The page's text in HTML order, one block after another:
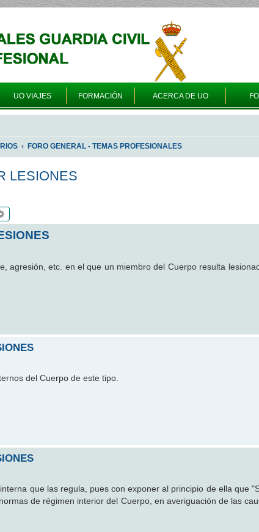
UO VIAJES FORMACIÓN ACERCA DE UO
FORO GENERAL - TEMAS PROFESIONALES
LESIONES
agresión, etc. en el que un miembro del Cuerpo resulta
del Cuerpo de este tipo.
que las regula, pues con exponer al principio de ella que
de régimen interior del Cuerpo, en averiguación de las